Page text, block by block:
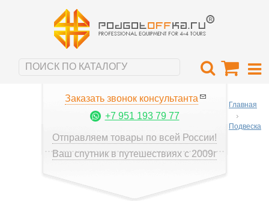
Заказать звонок консультанта
+7 951 193 79 77
Отправляем товары по всей России!
Ваш спутник в путешествиях с 2009г
Главная
Подвеска